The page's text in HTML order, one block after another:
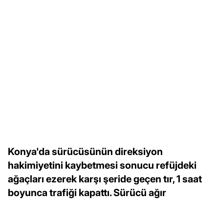
Konya'da sürücüsünün direksiyon
hakimiyetini kaybetmesi sonucu refüjdeki
ağaçları ezerek karşı şeride geçen tır, 1 saat
boyunca trafiği kapattı. Sürücü ağır